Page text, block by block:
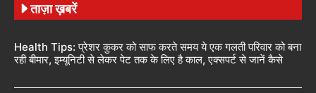
ताज़ा ख़बरें
Health Tips: प्रेशर कुकर को साफ करते समय ये एक गलती परिवार को बना
रही बीमार, इम्यूनिटी से लेकर पेट तक के लिए है काल, एक्सपर्ट से जानें कैसे